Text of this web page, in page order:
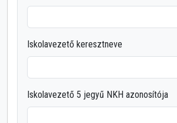
Iskolavezető keresztneve
Iskolavezető 5 jegyű NKH azonosítója